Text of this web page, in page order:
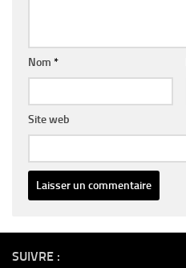
Nom *
Site web
SUIVRE :